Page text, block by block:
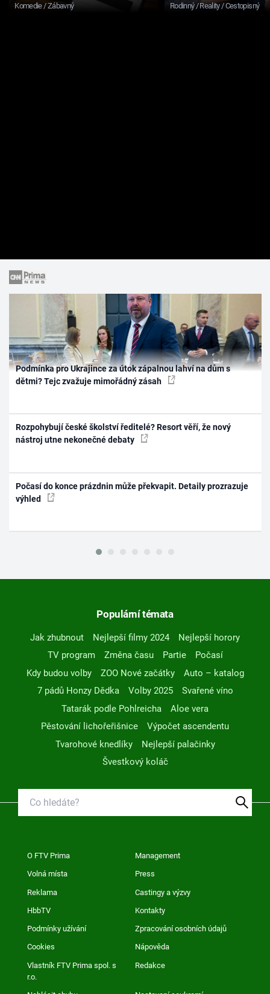
Komedie / Zábavný Rodinný / Reality / Cestopisný
Podmínka pro Ukrajince za útok zápalnou lahví na dům s
dětmi? Tejc zvažuje mimořádný zásah
Rozpohybují české školství ředitelé? Resort věří, že nový
nástroj utne nekonečné debaty
Počasí do konce prázdnin může překvapit. Detaily prozrazuje
výhled
Populární témata
Jak zhubnout Nejlepší filmy 2024
Nejlepší horory
TV program
Změna času Partie
Počasí
Kdy budou volby
ZOO Nové začátky
Auto – katalog
7 pádů Honzy Dědka
Volby 2025
Svařené víno
Tatarák podle Pohlreicha
Aloe vera
Pěstování lichořeřišnice
Výpočet ascendentu
Tvarohové knedlíky
Nejlepší palačinky
Švestkový koláč
O FTV Prima Management
Volná místa Press
Reklama Castingy a výzvy
HbbTV Kontakty
Podmínky užívání Zpracování osobních údajů
Cookies Nápověda
Vlastník FTV Prima spol. s
r.o.
Redakce